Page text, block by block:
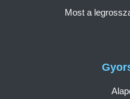
Most a